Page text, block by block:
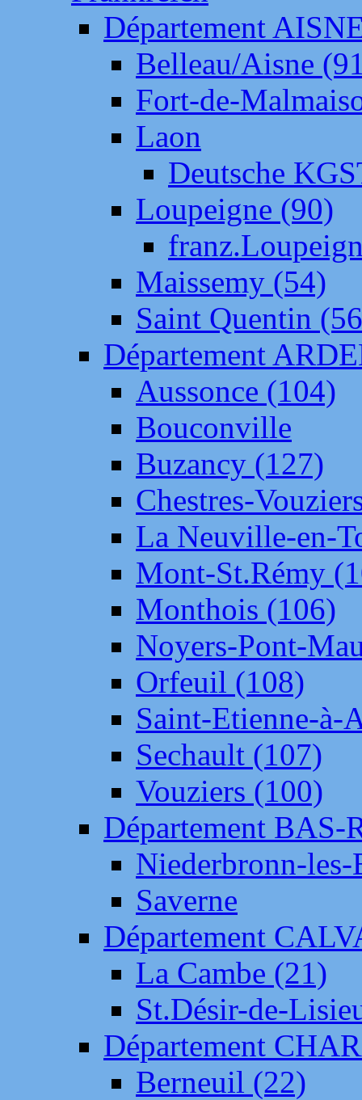
Département
Belleau/Aisne
Fort-de-
Laon
Deutsche
Loupeigne (90)
Maissemy (54)
Saint Quentin
Département
Aussonce (104)
Bouconville
Buzancy (127)
Chestres-
La Neuville-en-
Mont-St.Rémy
Monthois (106)
Noyers-Pont-
Orfeuil (108)
Saint-Etienne-à-
Sechault (107)
Vouziers (100)
Département BAS-
Niederbronn-
Saverne
Département
La Cambe (21)
St.Désir-de-
Département
Berneuil (22)